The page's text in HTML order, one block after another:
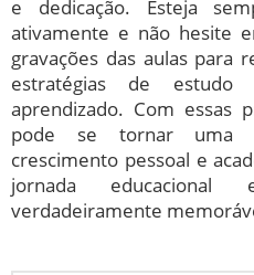
e dedicação. Esteja
ativamente e não hesite
gravações das aulas para
estratégias de estudo
aprendizado. Com essas
pode se tornar uma
crescimento pessoal e
jornada educacional
verdadeiramente